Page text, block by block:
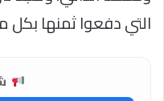
التي دفعوا ثمنها بكل